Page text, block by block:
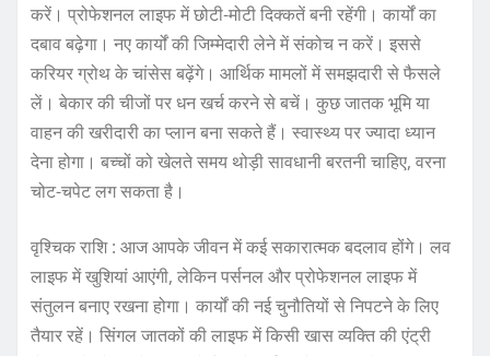
करें। प्रोफेशनल लाइफ में छोटी-मोटी दिक्कतें बनी रहेंगी। कार्यों का
दबाव बढ़ेगा। नए कार्यों की जिम्मेदारी लेने में संकोच न करें। इससे
करियर ग्रोथ के चांसेस बढ़ेंगे। आर्थिक मामलों में समझदारी से फैसले
लें। बेकार की चीजों पर धन खर्च करने से बचें। कुछ जातक भूमि या
वाहन की खरीदारी का प्लान बना सकते हैं। स्वास्थ्य पर ज्यादा ध्यान
देना होगा। बच्चों को खेलते समय थोड़ी सावधानी बरतनी चाहिए, वरना
चोट-चपेट लग सकता है।
वृश्चिक राशि : आज आपके जीवन में कई सकारात्मक बदलाव होंगे। लव
लाइफ में खुशियां आएंगी, लेकिन पर्सनल और प्रोफेशनल लाइफ में
संतुलन बनाए रखना होगा। कार्यों की नई चुनौतियों से निपटने के लिए
तैयार रहें। सिंगल जातकों की लाइफ में किसी खास व्यक्ति की एंट्री